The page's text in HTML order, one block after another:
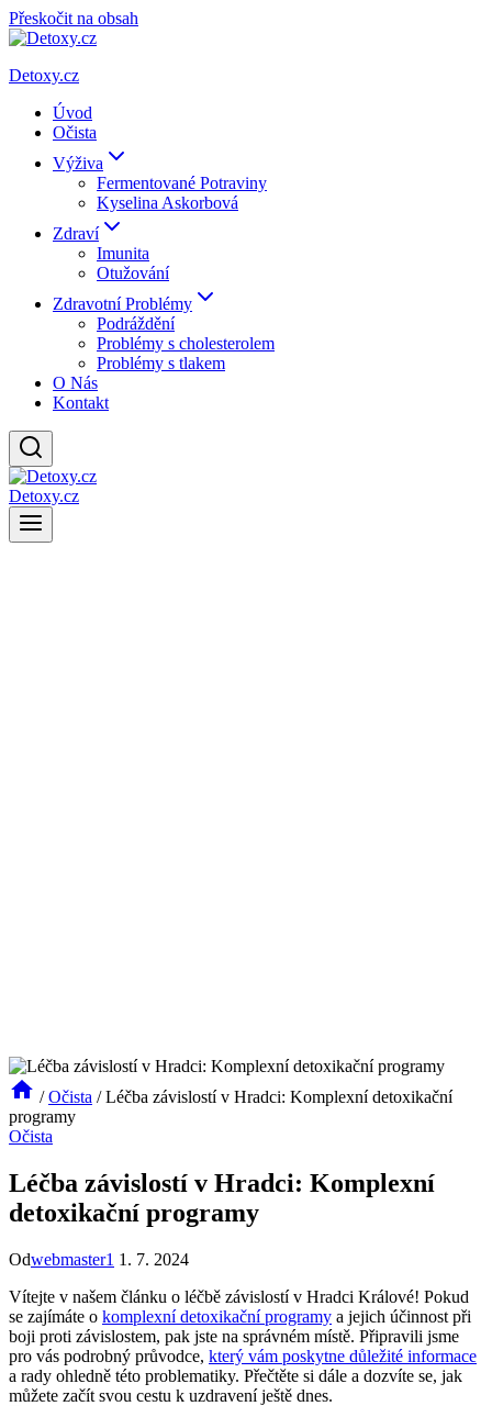
Přeskočit na obsah
Detoxy.cz
Úvod
Očista
Výživa
Fermentované Potraviny
Kyselina Askorbová
Zdraví
Imunita
Otužování
Zdravotní Problémy
Podráždění
Problémy s cholesterolem
Problémy s tlakem
O Nás
Kontakt
Detoxy.cz
/ Očista / Léčba závislostí v Hradci: Komplexní detoxikační
programy
Očista
Léčba závislostí v Hradci: Komplexní
detoxikační programy
Odwebmaster1 1. 7. 2024
Vítejte v našem článku o léčbě závislostí v Hradci Králové! Pokud
se zajímáte o komplexnídetoxikační programy a jejich účinnost při
boji proti závislostem, pak jste na správném místě. Připravili jsme
pro vás podrobný průvodce, který vám poskytne důležité informace
a rady ohledně této problematiky. Přečtěte si dále a dozvíte se, jak
můžete začít svou cestu k uzdravení ještě dnes.